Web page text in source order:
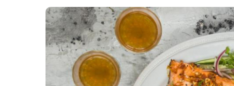
Мясо по-французьки
Шинка
Рецепти із фаршу